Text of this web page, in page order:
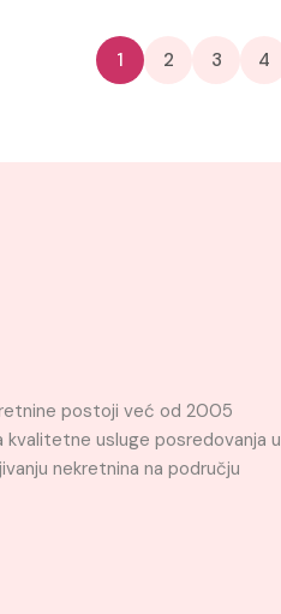
1 2 3 4
postoji već od 2005
kvalitetne usluge posredovanja u
nekretnina na području